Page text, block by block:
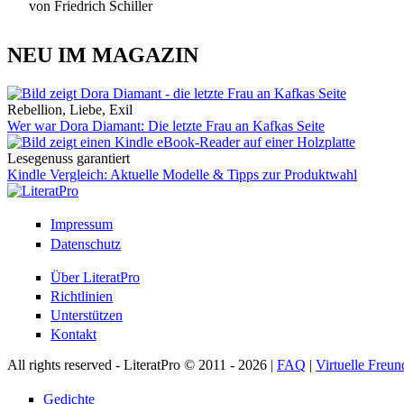
von Friedrich Schiller
NEU IM MAGAZIN
Rebellion, Liebe, Exil
Wer war Dora Diamant: Die letzte Frau an Kafkas Seite
Lesegenuss garantiert
Kindle Vergleich: Aktuelle Modelle & Tipps zur Produktwahl
Impressum
Datenschutz
Über LiteratPro
Richtlinien
Unterstützen
Kontakt
All rights reserved - LiteratPro © 2011 - 2026 | FAQ | Virtuelle
Gedichte